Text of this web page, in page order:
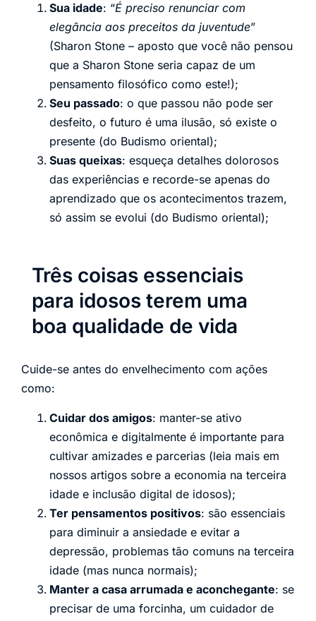
Sua idade: “É preciso renunciar com
elegância aos preceitos da juventude”
(Sharon Stone – aposto que você não pensou
que a Sharon Stone seria capaz de um
pensamento filosófico como este!);
Seu passado: o que passou não pode ser
desfeito, o futuro é uma ilusão, só existe o
presente (do Budismo oriental);
Suas queixas: esqueça detalhes dolorosos
das experiências e recorde-se apenas do
aprendizado que os acontecimentos trazem,
só assim se evolui (do Budismo oriental);
Três coisas essenciais
para idosos terem uma
boa qualidade de vida
Cuide-se antes do envelhecimento com ações
como:
Cuidar dos amigos: manter-se ativo
econômica e digitalmente é importante para
cultivar amizades e parcerias (leia mais em
nossos artigos sobre a economia na terceira
idade e inclusão digital de idosos);
Ter pensamentos positivos: são essenciais
para diminuir a ansiedade e evitar a
depressão, problemas tão comuns na terceira
idade (mas nunca normais);
Manter a casa arrumada e aconchegante: se
precisar de uma forcinha, um cuidador de